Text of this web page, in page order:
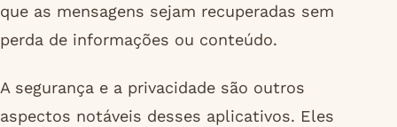
que as mensagens sejam recuperadas sem
perda de informações ou conteúdo.
A segurança e a privacidade são outros
aspectos notáveis desses aplicativos. Eles